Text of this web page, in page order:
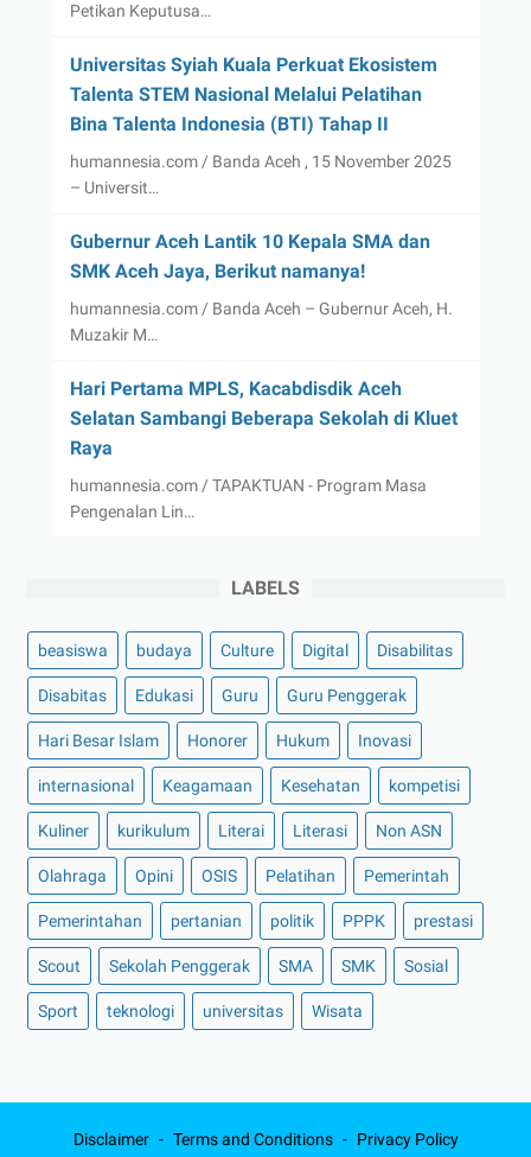
Petikan Keputusa…
Universitas Syiah Kuala Perkuat Ekosistem
Talenta STEM Nasional Melalui Pelatihan
Bina Talenta Indonesia (BTI) Tahap II
humannesia.com / Banda Aceh , 15 November 2025
– Universit…
Gubernur Aceh Lantik 10 Kepala SMA dan
SMK Aceh Jaya, Berikut namanya!
humannesia.com / Banda Aceh – Gubernur Aceh, H.
Muzakir M…
Hari Pertama MPLS, Kacabdisdik Aceh
Selatan Sambangi Beberapa Sekolah di Kluet
Raya
humannesia.com / TAPAKTUAN - Program Masa
Pengenalan Lin…
LABELS
beasiswa budaya Culture Digital Disabilitas
Disabitas Edukasi Guru Guru Penggerak
Hari Besar Islam Honorer Hukum Inovasi
internasional Keagamaan Kesehatan kompetisi
Kuliner kurikulum Literai Literasi Non ASN
Olahraga Opini OSIS Pelatihan Pemerintah
Pemerintahan pertanian politik PPPK prestasi
Scout Sekolah Penggerak SMA SMK Sosial
Sport teknologi universitas Wisata
Disclaimer Terms and Conditions Privacy Policy